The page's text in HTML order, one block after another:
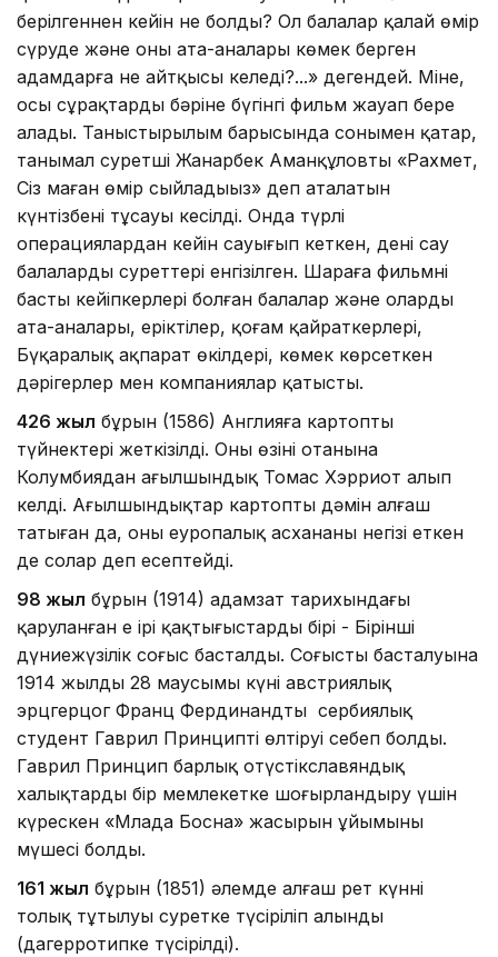
берілгеннен кейін не болды? Ол балалар қалай өмір
сүруде және оның ата-аналары көмек берген
адамдарға не айтқысы келеді?...» дегендей. Міне,
осы сұрақтардың бәріне бүгінгі фильм жауап бере
алады. Таныстырылым барысында сонымен қатар,
танымал суретші Жанарбек Аманқұловтың «Рахмет,
Сіз маған өмір сыйладыңыз» деп аталатын
күнтізбенің тұсауы кесілді. Онда түрлі
операциялардан кейін сауығып кеткен, дені сау
балалардың суреттері енгізілген. Шараға фильмнің
басты кейіпкерлері болған балалар және олардың
ата-аналары, еріктілер, қоғам қайраткерлері,
Бүқаралық ақпарат өкілдері, көмек көрсеткен
дәрігерлер мен компаниялар қатысты.
426 жыл бұрын (1586) Англияға картоптың
түйнектері жеткізілді. Оны өзінің отанына
Колумбиядан ағылшындық Томас Хэрриот алып
келді. Ағылшындықтар картоптың дәмін алғаш
татыған да, оны еуропалық асхананың негізі еткен
де солар деп есептейді.
98 жыл бұрын (1914) адамзат тарихындағы
қаруланған ең ірі қақтығыстардың бірі - Бірінші
дүниежүзілік соғыс басталды. Соғыстың басталуына
1914 жылдың 28 маусымы күні австриялық
эрцгерцог Франц Фердинандты сербиялық
студент Гаврил Принциптің өлтіруі себеп болды.
Гаврил Принцип барлық оңтүстікславяндық
халықтарды бір мемлекетке шоғырландыру үшін
күрескен «Млада Босна» жасырын ұйымының
мүшесі болды.
161 жыл бұрын (1851) әлемде алғаш рет күннің
толық тұтылуы суретке түсіріліп алынды
(дагерротипке түсірілді).